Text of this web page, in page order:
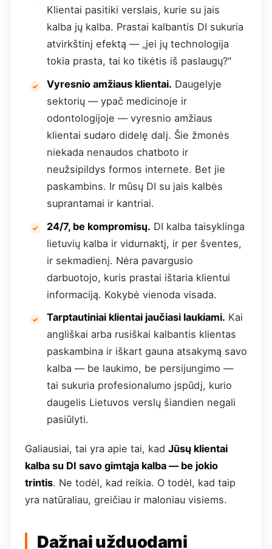
Klientai pasitiki verslais, kurie su jais
kalba jų kalba. Prastai kalbantis DI sukuria
atvirkštinį efektą — „jei jų technologija
tokia prasta, tai ko tikėtis iš paslaugų?"
Vyresnio amžiaus klientai. Daugelyje
sektorių — ypač medicinoje ir
odontologijoje — vyresnio amžiaus
klientai sudaro didelę dalį. Šie žmonės
niekada nenaudos chatboto ir
neužsipildys formos internete. Bet jie
paskambins. Ir mūsų DI su jais kalbės
suprantamai ir kantriai.
24/7, be kompromisų. DI kalba taisyklinga
lietuvių kalba ir vidurnaktį, ir per šventes,
ir sekmadienį. Nėra pavargusio
darbuotojo, kuris prastai ištaria klientui
informaciją. Kokybė vienoda visada.
Tarptautiniai klientai jaučiasi laukiami. Kai
angliškai arba rusiškai kalbantis klientas
paskambina ir iškart gauna atsakymą savo
kalba — be laukimo, be persijungimo —
tai sukuria profesionalumo įspūdį, kurio
daugelis Lietuvos verslų šiandien negali
pasiūlyti.
Galiausiai, tai yra apie tai, kad Jūsų klientai
kalba su DI savo gimtąja kalba — be jokio
trintis. Ne todėl, kad reikia. O todėl, kad taip
yra natūraliau, greičiau ir maloniau visiems.
Dažnai užduodami